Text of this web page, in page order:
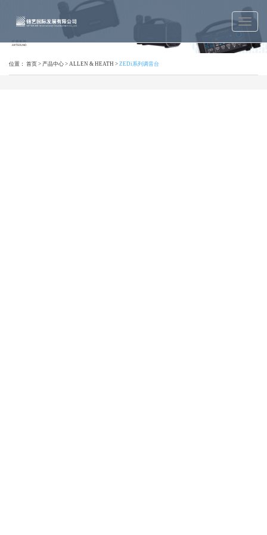
位置： 首页 > 产品中心 > ALLEN & HEATH > ZEDi系列调音台